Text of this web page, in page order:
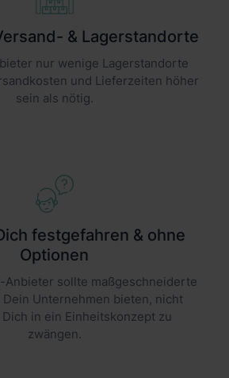
& Lagerstandorte
nur wenige Lagerstandorte
und Lieferzeiten höher
sein als nötig.
festgefahren & ohne
Optionen
Anbieter sollte maßgeschneiderte
Unternehmen bieten, nicht
in ein Einheitskonzept zu
zwängen.